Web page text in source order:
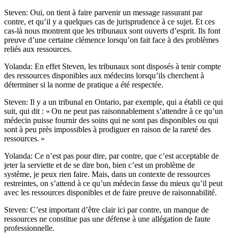
Steven: Oui, on tient à faire parvenir un message rassurant par
contre, et qu’il y a quelques cas de jurisprudence à ce sujet. Et ces
cas-là nous montrent que les tribunaux sont ouverts d’esprit. Ils font
preuve d’une certaine clémence lorsqu’on fait face à des problèmes
reliés aux ressources.
Yolanda: En effet Steven, les tribunaux sont disposés à tenir compte
des ressources disponibles aux médecins lorsqu’ils cherchent à
déterminer si la norme de pratique a été respectée.
Steven: Il y a un tribunal en Ontario, par exemple, qui a établi ce qui
suit, qui dit : « On ne peut pas raisonnablement s’attendre à ce qu’un
médecin puisse fournir des soins qui ne sont pas disponibles ou qui
sont à peu près impossibles à prodiguer en raison de la rareté des
ressources. »
Yolanda: Ce n’est pas pour dire, par contre, que c’est acceptable de
jeter la serviette et de se dire bon, bien c’est un problème de
système, je peux rien faire. Mais, dans un contexte de ressources
restreintes, on s’attend à ce qu’un médecin fasse du mieux qu’il peut
avec les ressources disponibles et de faire preuve de raisonnabilité.
Steven: C’est important d’être clair ici par contre, un manque de
ressources ne constitue pas une défense à une allégation de faute
professionnelle.